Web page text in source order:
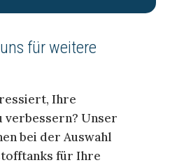
für weitere
Ihre
Unser
bei der Auswahl
für Ihre